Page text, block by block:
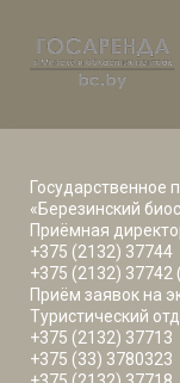
Государственное
«Березинский
Приёмная
+375 (2132) 37744
+375 (2132) 37742
Приём заявок на
Туристический
+375 (2132) 37713
+375 (33) 3780323